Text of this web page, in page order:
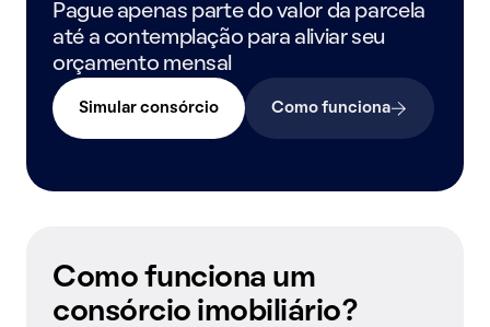
Pague apenas parte do valor da parcela
até a contemplação para aliviar seu
orçamento mensal
Simular consórcio Como funciona
Como funciona um
consórcio imobiliário?